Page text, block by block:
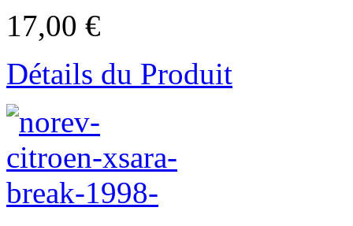
17,00 €
Détails du Produit